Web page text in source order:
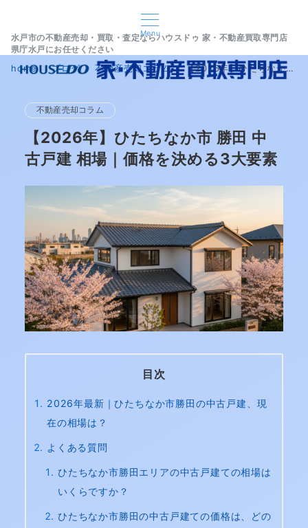
Menu
水戸市の不動産売却・買取・査定ならハウスドゥ 家・不動産買取専門店
県庁水戸にお任せください
home ブログ 不動産売却コラム 【2026年】ひたちなか市 勝田 中古戸建 相場｜価格を決める3大要素
不動産売却コラム
【2026年】ひたちなか市 勝田 中
古戸建 相場｜価格を決める3大要素
目次
2026年最新｜ひたちなか市勝田の中古戸建、現
在の相場は？
よくある質問
ひたちなか市勝田エリアの中古戸建ての相場は
いくらですか？
ひたちなか市勝田の中古戸建ての価格は、どの